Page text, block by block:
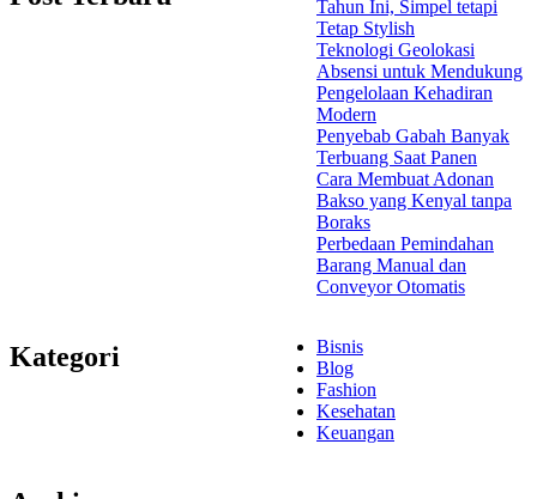
Tahun Ini, Simpel tetapi
Tetap Stylish
Teknologi Geolokasi
Absensi untuk Mendukung
Pengelolaan Kehadiran
Modern
Penyebab Gabah Banyak
Terbuang Saat Panen
Cara Membuat Adonan
Bakso yang Kenyal tanpa
Boraks
Perbedaan Pemindahan
Barang Manual dan
Conveyor Otomatis
Kategori
Bisnis
Blog
Fashion
Kesehatan
Keuangan